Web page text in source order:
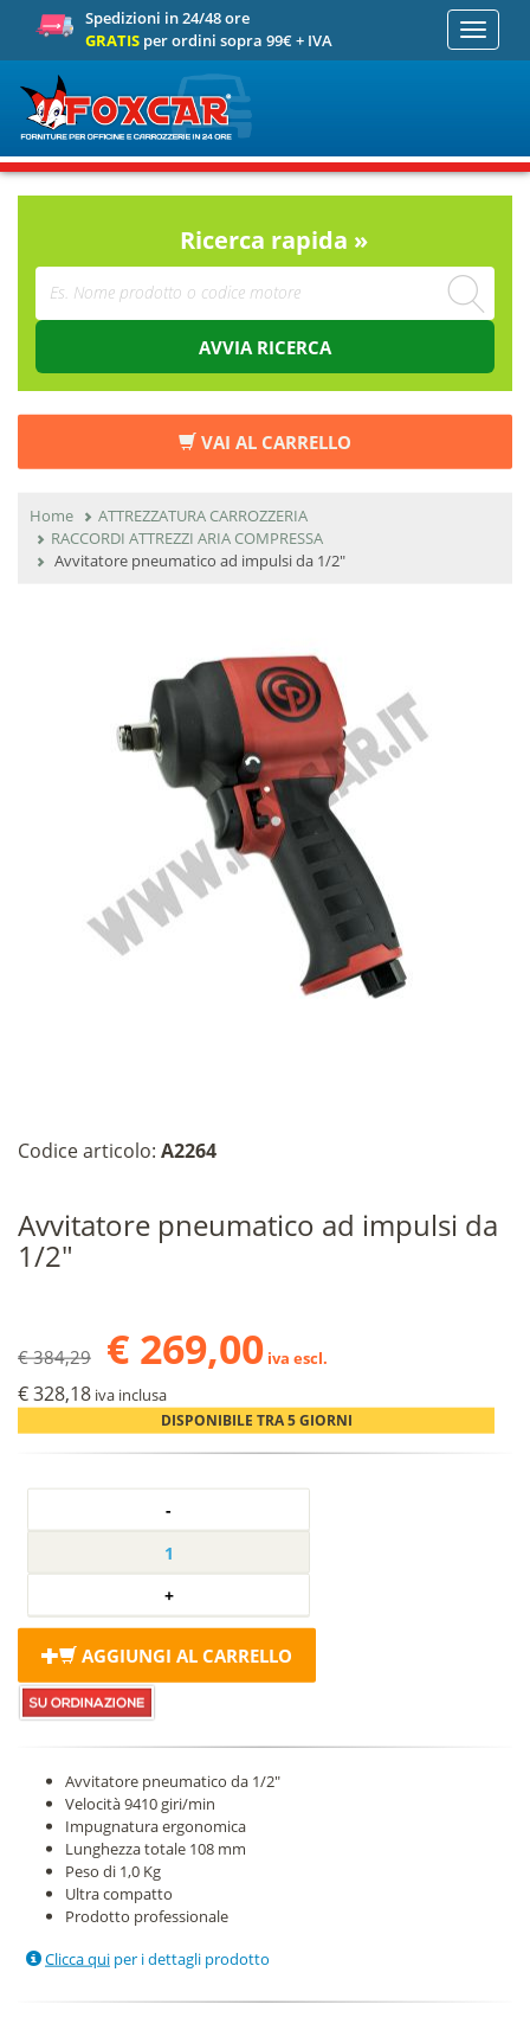
Spedizioni in 24/48 ore
GRATIS per ordini sopra 99€ + IVA
Toggle
Ricerca rapida »
AVVIA RICERCA
VAI AL CARRELLO
Home
ATTREZZATURA CARROZZERIA
RACCORDI ATTREZZI ARIA COMPRESSA
Avvitatore pneumatico ad impulsi da 1/2"
Codice articolo: A2264
Avvitatore pneumatico ad impulsi da
1/2"
€ 384,29 € 269,00 iva escl.
€ 328,18 iva inclusa
DISPONIBILE TRA 5 GIORNI
AGGIUNGI AL CARRELLO
Avvitatore pneumatico da 1/2"
Velocità 9410 giri/min
Impugnatura ergonomica
Lunghezza totale 108 mm
Peso di 1,0 Kg
Ultra compatto
Prodotto professionale
Clicca qui per i dettagli prodotto